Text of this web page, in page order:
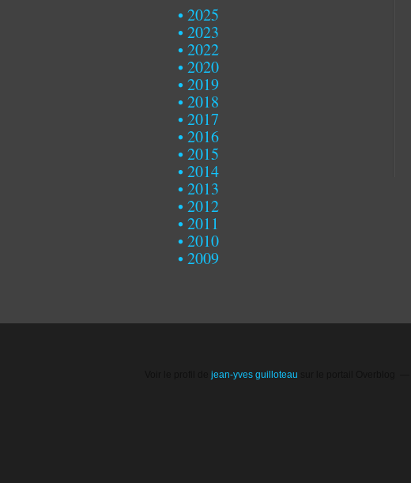
2025
2023
2022
2020
2019
2018
2017
2016
2015
2014
2013
2012
2011
2010
2009
jean-yves guilloteau